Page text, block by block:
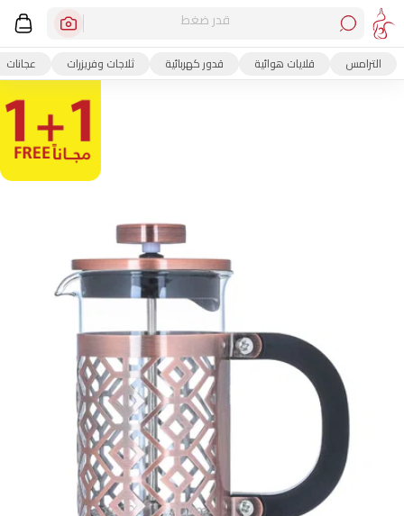
قدر ضغط
الترامس قلايات هوائية قدور كهربائية ثلاجات وفريزرات عجانات